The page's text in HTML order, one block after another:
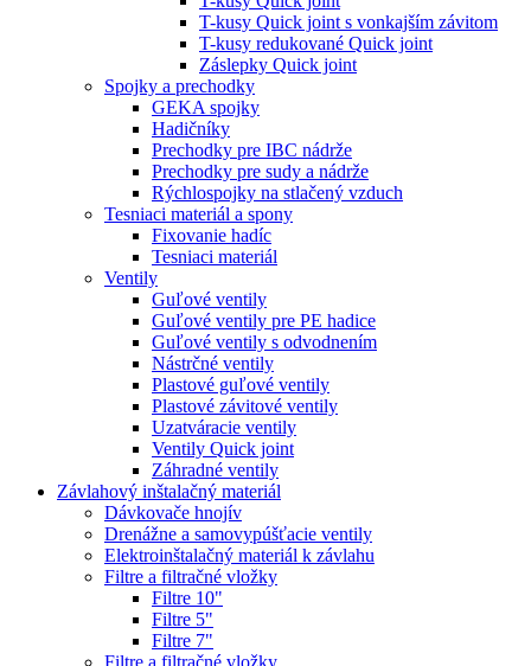
T-kusy Quick joint s vonkajším závitom
T-kusy redukované Quick joint
Záslepky Quick joint
Spojky a prechodky
GEKA spojky
Hadičníky
Prechodky pre IBC nádrže
Prechodky pre sudy a nádrže
Rýchlospojky na stlačený vzduch
Tesniaci materiál a spony
Fixovanie hadíc
Tesniaci materiál
Ventily
Guľové ventily
Guľové ventily pre PE hadice
Guľové ventily s odvodnením
Nástrčné ventily
Plastové guľové ventily
Plastové závitové ventily
Uzatváracie ventily
Ventily Quick joint
Záhradné ventily
Závlahový inštalačný materiál
Dávkovače hnojív
Drenážne a samovypúšťacie ventily
Elektroinštalačný materiál k závlahu
Filtre a filtračné vložky
Filtre 10"
Filtre 5"
Filtre 7"
Filtre a filtračné vložky